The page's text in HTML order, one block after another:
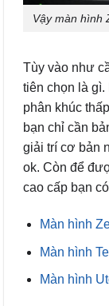
Vậy màn hình
Tùy vào như
tiên chọn là gì.
phân khúc
bạn chỉ cần
giải trí cơ bản
ok. Còn để
cao cấp bạn
Màn hình
Màn hình
Màn hình